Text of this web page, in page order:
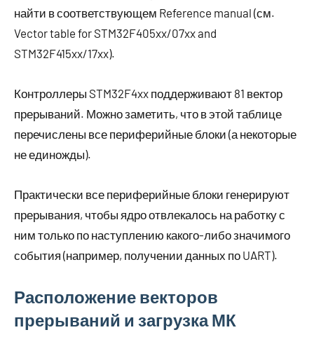
найти в соответствующем Reference manual (см.
Vector table for STM32F405xx/07xx and
STM32F415xx/17xx).
Контроллеры STM32F4xx поддерживают 81 вектор
прерываний. Можно заметить, что в этой таблице
перечислены все периферийные блоки (а некоторые
не единожды).
Практически все периферийные блоки генерируют
прерывания, чтобы ядро отвлекалось на работку с
ним только по наступлению какого-либо значимого
события (например, получении данных по UART).
Расположение векторов
прерываний и загрузка МК